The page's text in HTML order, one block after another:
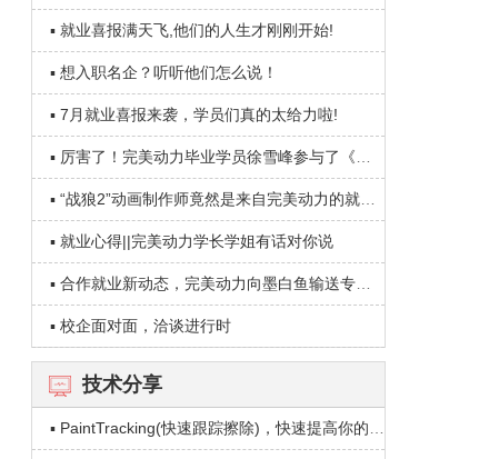
▪ 就业喜报满天飞,他们的人生才刚刚开始!
▪ 想入职名企？听听他们怎么说！
▪ 7月就业喜报来袭，学员们真的太给力啦!
▪ 就业心得||完美动力学长学姐有话对你说
▪ 校企面对面，洽谈进行时
技术分享